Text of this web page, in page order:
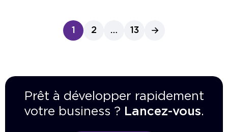
1 2 … 13
Prêt à développer rapidement
votre business ? Lancez-vous.